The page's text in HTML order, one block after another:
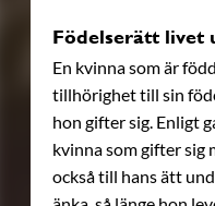
Födelserätt livet
En kvinna som är
tillhörighet till sin
hon gifter sig. Enligt
kvinna som gifter sig
också till hans ätt